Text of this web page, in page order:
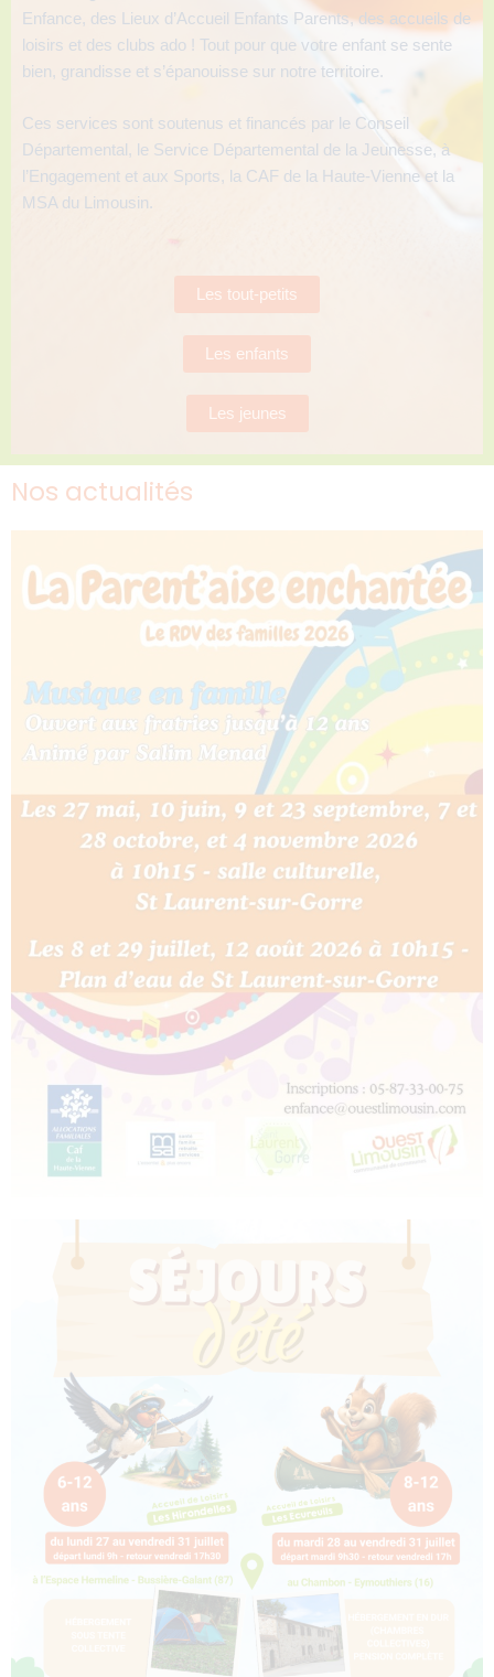
Enfance, des Lieux d’Accueil Enfants Parents, des accueils de
loisirs et des clubs ado ! Tout pour que votre enfant se sente
bien, grandisse et s’épanouisse sur notre territoire.
Ces services sont soutenus et financés par le Conseil
Départemental, le Service Départemental de la Jeunesse, à
l’Engagement et aux Sports, la CAF de la Haute-Vienne et la
MSA du Limousin.
Les tout-petits
Les enfants
Les jeunes
Nos actualités